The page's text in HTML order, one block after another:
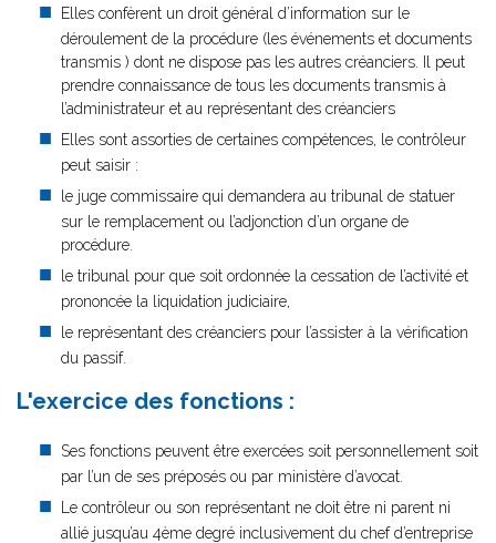
Elles confèrent un droit général d’information sur le
déroulement de la procédure (les événements et documents
transmis ) dont ne dispose pas les autres créanciers. Il peut
prendre connaissance de tous les documents transmis à
l’administrateur et au représentant des créanciers
Elles sont assorties de certaines compétences, le contrôleur
peut saisir :
le juge commissaire qui demandera au tribunal de statuer
sur le remplacement ou l’adjonction d’un organe de
procédure.
le tribunal pour que soit ordonnée la cessation de l’activité et
prononcée la liquidation judiciaire,
le représentant des créanciers pour l’assister à la vérification
du passif.
L'exercice des fonctions :
Ses fonctions peuvent être exercées soit personnellement soit
par l’un de ses préposés ou par ministère d’avocat.
Le contrôleur ou son représentant ne doit être ni parent ni
allié jusqu’au 4ème degré inclusivement du chef d’entreprise